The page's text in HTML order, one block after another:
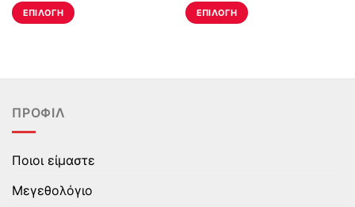
ΕΠΙΛΟΓΉ
έχει
παραλλαγές.
Οι
μπορούν
επιλεγούν
ΕΠΙΛΟΓΉ
έχει
ΠΡΟΦΊΛ
Ποιοι είμαστε
Μεγεθολόγιο